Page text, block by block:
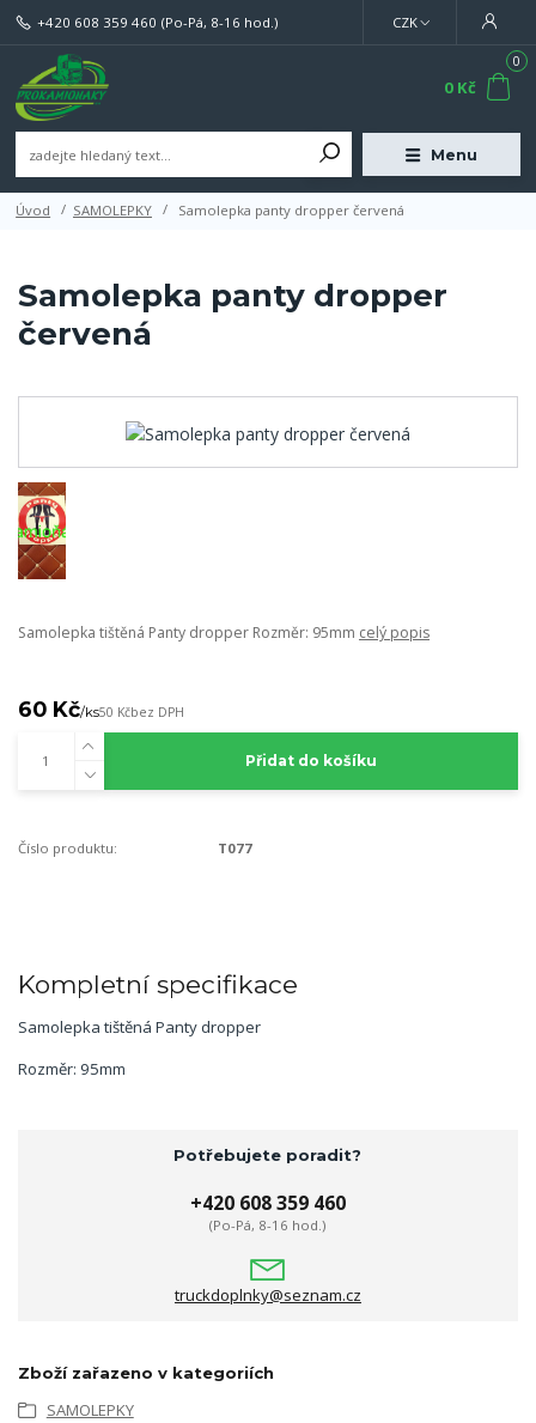
Menu
CZK
+420 608 359 460 (Po-Pá, 8-16 hod.)
0
0 Kč
Úvod SAMOLEPKY Samolepka panty dropper červená
Samolepka panty dropper
červená
Samolepka tištěná Panty dropper Rozměr: 95mm celý popis
60 Kč/ks50 Kčbez DPH
Přidat do košíku
Číslo produktu: T077
Kompletní specifikace
Samolepka tištěná Panty dropper
Rozměr: 95mm
Potřebujete poradit?
+420 608 359 460
(Po-Pá, 8-16 hod.)
truckdoplnky@seznam.cz
Zboží zařazeno v kategoriích
SAMOLEPKY